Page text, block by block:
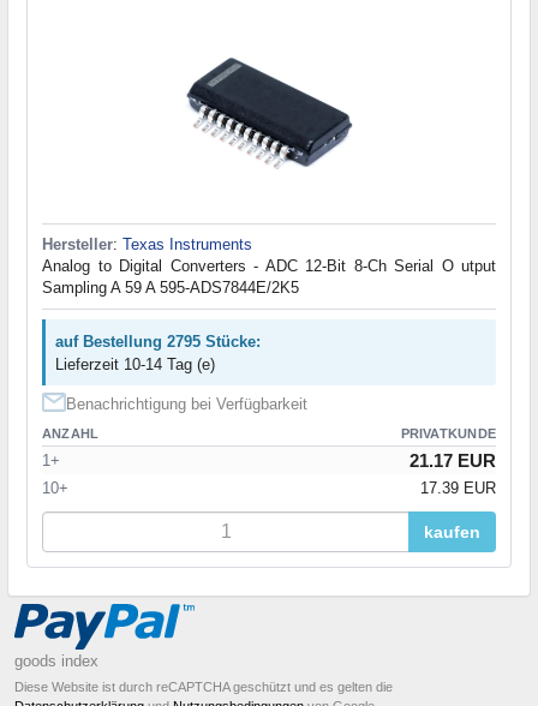
Hersteller: Texas Instruments
Analog to Digital Converters - ADC 12-Bit 8-Ch Serial O utput
Sampling A 59 A 595-ADS7844E/2K5
auf Bestellung 2795 Stücke:
Lieferzeit 10-14 Tag (e)
Benachrichtigung bei Verfügbarkeit
ANZAHL PRIVATKUNDE
1+ 21.17 EUR
10+ 17.39 EUR
kaufen
goods index
Diese Website ist durch reCAPTCHA geschützt und es gelten die